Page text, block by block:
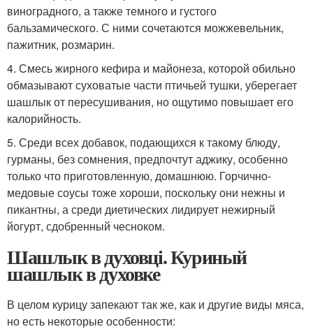
виноградного, а также темного и густого
бальзамического. С ними сочетаются можжевельник,
пажитник, розмарин.
4. Смесь жирного кефира и майонеза, которой обильно
обмазывают суховатые части птичьей тушки, уберегает
шашлык от пересушивания, но ощутимо повышает его
калорийность.
5. Среди всех добавок, подающихся к такому блюду,
гурманы, без сомнения, предпочтут аджику, особенно
только что приготовленную, домашнюю. Горчично-
медовые соусы тоже хороши, поскольку они нежны и
пикантны, а среди диетических лидирует нежирный
йогурт, сдобренный чесноком.
Шашлык в духовці. Куриный
шашлык в духовке
В целом курицу запекают так же, как и другие виды мяса,
но есть некоторые особенности: